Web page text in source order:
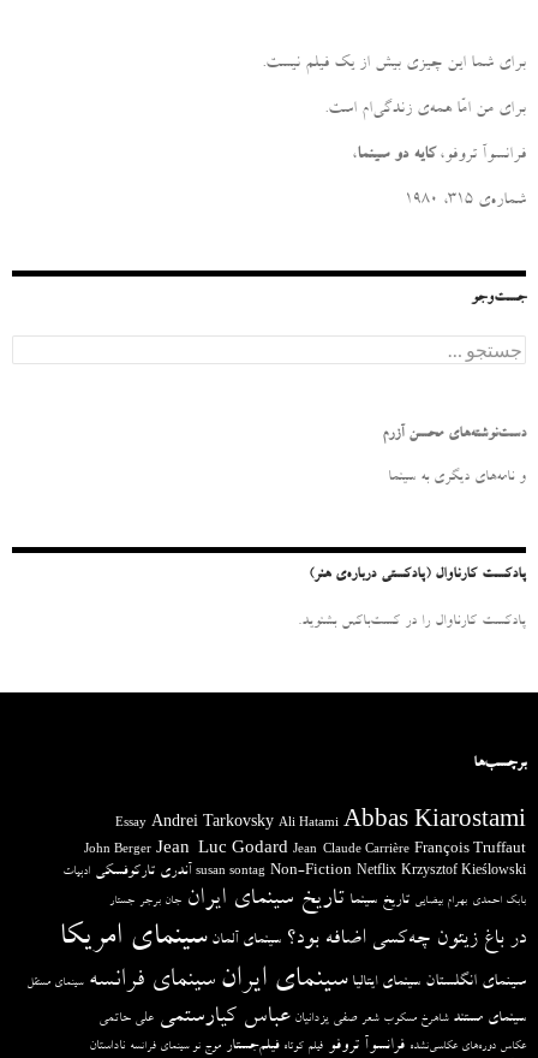
برای شما این چیزی بیش از یک فیلم نیست.
برای من امّا همه‌ی زندگی‌ام است.
فرانسوآ تروفو، کایه دو سینما،
شماره‌ی ۳۱۵، ۱۹۸۰
جست‌وجو
ج
س
و
ر
دست‌نوشته‌های محسن آزرم
و نامه‌‌های دیگری به سینما
پادکست کارناوال (پادکستی درباره‌ی هنر)
پادکست کارناوال را در کست‌باکس بشنوید.
برچسب‌ها
Abbas Kiarostami
Ali Hatami
Andrei Tarkovsky
Essay
François Truffaut
Jean-Claude Carrière
Jean-Luc Godard
John Berger
Krzysztof Kieślowski
Netflix
Non-Fiction
susan sontag آندری تارکوفسکی ادبیات
بابک احمدی بهرام بیضایی تاریخ سینما تاریخ سینمای ایران جان برجر جستار
در باغ زیتون چه‌کسی اضافه بود؟ سینمای آلمان سینمای امریکا
سینمای انگلستان سینمای ایتالیا سینمای ایران سینمای فرانسه سینمای مستقل
سینمای مستند شاهرخ مسکوب شعر صفی یزدانیان عباس کیارستمی علی حاتمی
عکاس دوره‌های عکاسی‌نشده فرانسوآ تروفو فیلم کوتاه فیلم‌جستار موج نو سینمای فرانسه ناداستان